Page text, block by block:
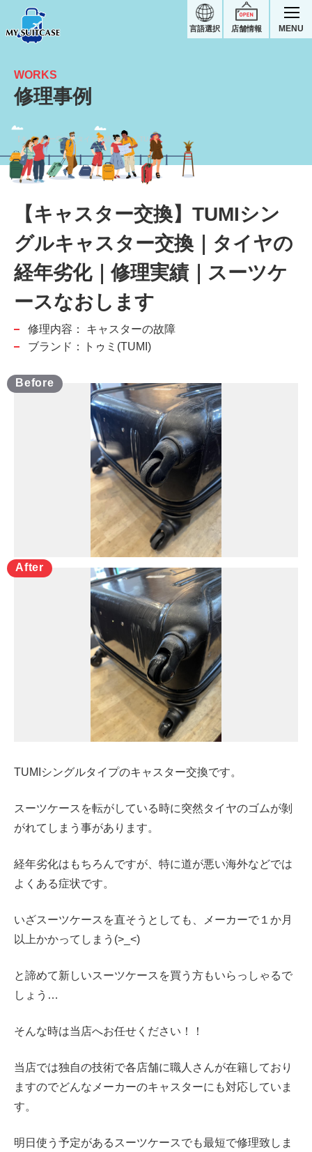
店舗情報
言語選択 MENU
【キャスター交換】タイヤの経年劣化｜TUMIスーツケース修理実績
WORKS
修理事例
【キャスター交換】TUMIシン
グルキャスター交換｜タイヤの
経年劣化｜修理実績｜スーツケ
ースなおします
修理内容：
キャスターの故障
ブランド：トゥミ(TUMI)
TUMIシングルタイプのキャスター交換です。
スーツケースを転がしている時に突然タイヤのゴムが剝
がれてしまう事があります。
経年劣化はもちろんですが、特に道が悪い海外などでは
よくある症状です。
いざスーツケースを直そうとしても、メーカーで１か月
以上かかってしまう(>_<)
と諦めて新しいスーツケースを買う方もいらっしゃるで
しょう…
そんな時は当店へお任せください！！
当店では独自の技術で各店舗に職人さんが在籍しており
ますのでどんなメーカーのキャスターにも対応していま
す。
明日使う予定があるスーツケースでも最短で修理致しま